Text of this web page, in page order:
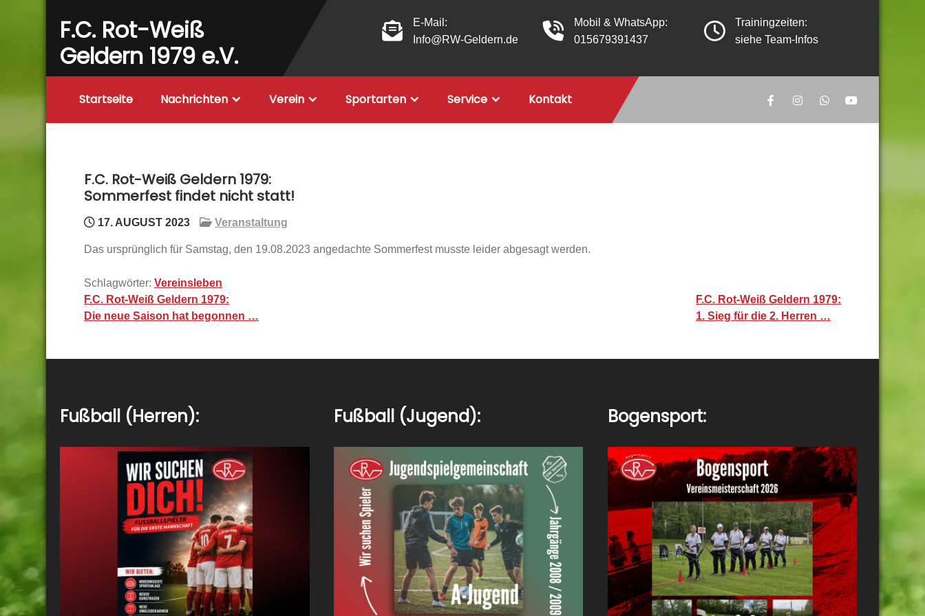
F.C. Rot-Weiß
Geldern 1979 e.V.
E-Mail:
Info@RW-Geldern.de
Mobil & WhatsApp:
015679391437
Trainingzeiten:
siehe Team-Infos
Startseite Nachrichten Verein Sportarten Service Kontakt
F.C. Rot-Weiß Geldern 1979:
Sommerfest findet nicht statt!
17. AUGUST 2023 Veranstaltung
Das ursprünglich für Samstag, den 19.08.2023 angedachte Sommerfest musste leider abgesagt werden.
Schlagwörter: Vereinsleben
Beitragsnavigation
F.C. Rot-Weiß Geldern 1979:
Die neue Saison hat begonnen …
F.C. Rot-Weiß Geldern 1979:
1. Sieg für die 2. Herren …
Fußball (Herren): Fußball (Jugend): Bogensport: